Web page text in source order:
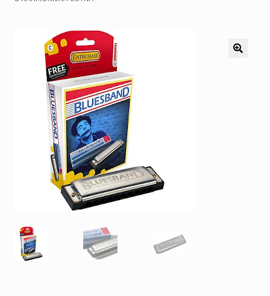
Pozostałe